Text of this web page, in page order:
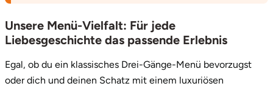
Unsere Menü-Vielfalt: Für jede
Liebesgeschichte das passende Erlebnis
Egal, ob du ein klassisches Drei-Gänge-Menü bevorzugst
oder dich und deinen Schatz mit einem luxuriösen